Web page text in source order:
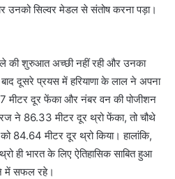
सिल्वर मेडल से संतोष करना पड़ा।
की शुरुआत अच्छी नहीं रही और उनका
दूसरे प्रयस में हरियाणा के लाल ने अपना
मीटर दूर फेंका और नंबर वन की पोजीशन
ने 86.33 मीटर दूर थ्रो फेंका, तो चौथे
84.64 मीटर दूर थ्रो किया। हालांकि,
ही भारत के लिए ऐतिहासिक साबित हुआ
में सफल रहे।